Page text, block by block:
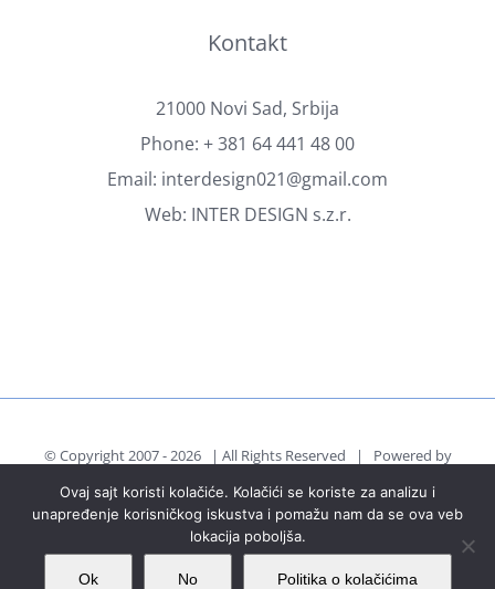
Kontakt
21000 Novi Sad, Srbija
Phone: + 381 64 441 48 00
Email: interdesign021@gmail.com
Web: INTER DESIGN s.z.r.
© Copyright 2007 -2026 | All Rights Reserved | Powered by
Inter Design s.z.r.
FacebookInstagramLinkedInEmail
Ovaj sajt koristi kolačiće. Kolačići se koriste za analizu i
unapređenje korisničkog iskustva i pomažu nam da se ova veb
lokacija poboljša.
Ok No Politika o kolačićima